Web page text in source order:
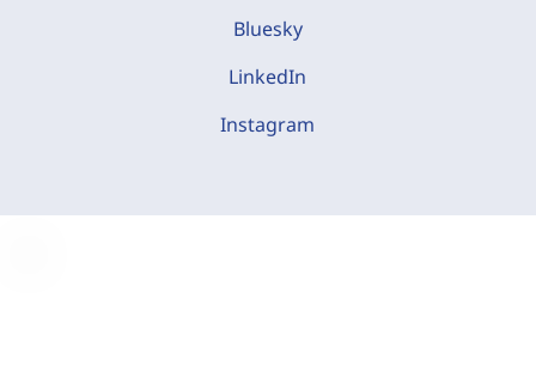
Bluesky
LinkedIn
Instagram